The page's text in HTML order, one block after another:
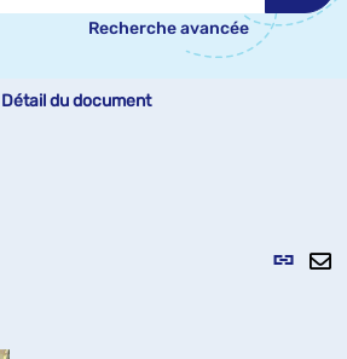
Recherche avancée
Détail du document
Lien